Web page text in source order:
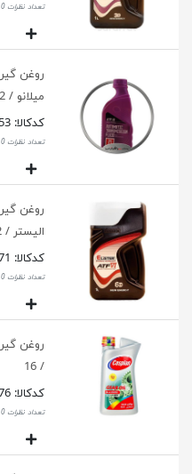
تعداد نظرات 0
میلانو / 12
کدکالا: 5053
تعداد نظرات 0
الیستر / 12
کدکالا: 6071
تعداد نظرات 0
/ 16
کدکالا: 1476
تعداد نظرات 0